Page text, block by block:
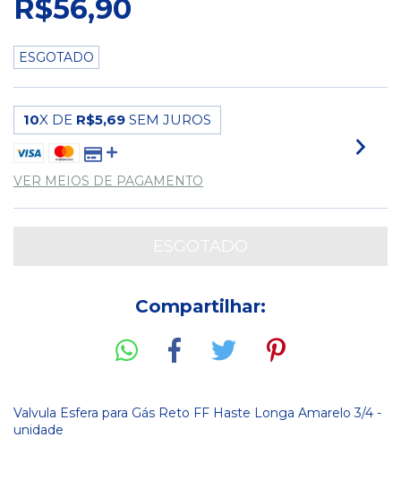
R$56,90
ESGOTADO
10X DE R$5,69 SEM JUROS
VER MEIOS DE PAGAMENTO
Compartilhar:
Valvula Esfera para Gás Reto FF Haste Longa Amarelo 3/4 -
unidade